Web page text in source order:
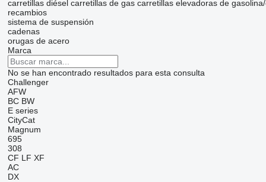
carretillas diésel carretillas de gas carretillas elevadoras de
recambios
sistema de suspensión
cadenas
orugas de acero
Marca
No se han encontrado resultados para esta consulta
Challenger
AFW
BC BW
E series
CityCat
Magnum
695
308
CF LF XF
AC
DX